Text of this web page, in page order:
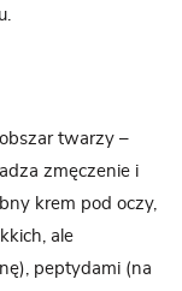
twarzy –
zmęczenie i
krem pod oczy,
ale
peptydami (na